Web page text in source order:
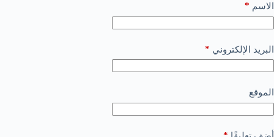
الاسم *
البريد الإلكتروني *
الموقع
*